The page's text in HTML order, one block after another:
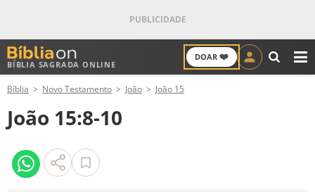
BÍBLIA SAGRADA ONLINE
DOAR ❤️
ANTIGO TESTAMENTO
NOVO TESTAMENTO
VERSÍCULOS
Bíblia Novo Testamento João João 15
João 15:8-10